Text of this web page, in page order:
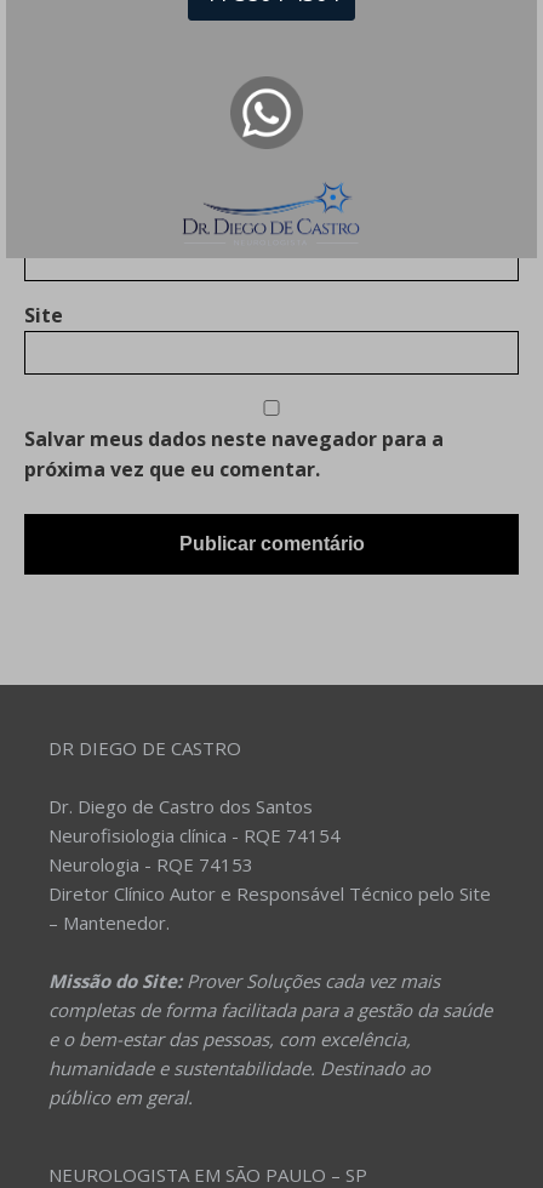
Site
Salvar meus dados neste navegador para a
próxima vez que eu comentar.
DR DIEGO DE CASTRO
Dr. Diego de Castro dos Santos
Neurofisiologia clínica - RQE 74154
Neurologia - RQE 74153
Diretor Clínico Autor e Responsável Técnico pelo Site
– Mantenedor.
Missão do Site:Prover Soluções cada vez mais
completas de forma facilitada para a gestão da saúde
e o bem-estar das pessoas, com excelência,
humanidade e sustentabilidade. Destinado ao
público em geral.
NEUROLOGISTA EM SÃO PAULO – SP